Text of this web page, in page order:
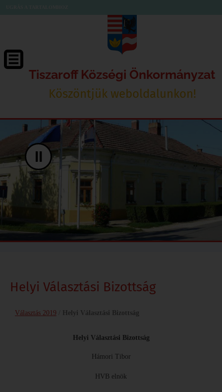
Tiszaroff Községi Önkormányzat
Köszöntjük weboldalunkon!
II
Helyi Választási Bizottság
Választás 2019 Helyi Választási Bizottság
Helyi Választási Bizottság
Hámori Tibor
HVB elnök